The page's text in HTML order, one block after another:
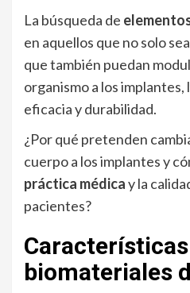
La búsqueda de
en aquellos que no solo
que también puedan
organismo a los implantes,
eficacia y durabilidad.
¿Por qué pretenden
cuerpo a los implantes y
práctica médicay la
pacientes?
biomateriales